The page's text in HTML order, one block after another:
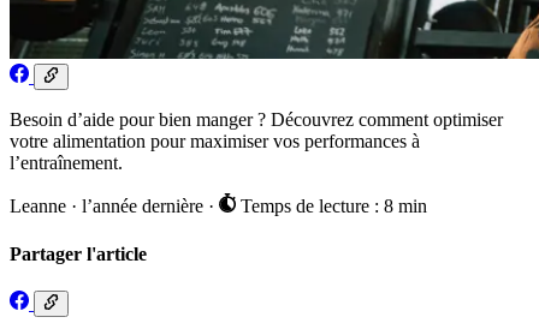
Besoin d’aide pour bien manger ? Découvrez comment optimiser
votre alimentation pour maximiser vos performances à
l’entraînement.
Leanne · l’année dernière · Temps de lecture : 8 min
Partager l'article